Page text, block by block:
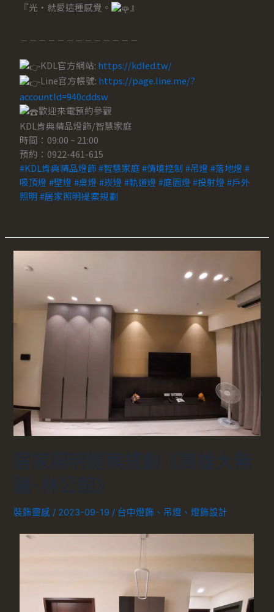
『光‧就愛這種感覺。
』
KDL官方網站: https://kdled.tw/
Line官方帳號: https://page.line.me/?
accountId=940cddsw
歡迎來電預約參觀
KDL肯典精品燈飾/智慧家庭
時間：09:00 ~ 21:00
預約：0922-461-615
#KDL肯典精品燈飾 #智慧家庭 #情境控制 #吊燈 #落地燈 #
吸頂燈 #壁燈 #桌燈 #崁燈 #軌道燈 #庭園燈 #投射燈 #戶外
照明 #居家照明提案規劃
居家照明提案規劃《高雄大無
疆-林公舘》
裝飾靈感 / 2023-09-19 / 台中燈飾 、 吊燈 、燈飾設計